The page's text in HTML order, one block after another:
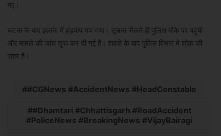
गए।
घटना के बाद इलाके में हड़कंप मच गया। सूचना मिलते ही पुलिस मौके पर पहुंची
और मामले की जांच शुरू कर दी गई है। हादसे के बाद पुलिस विभाग में शोक की
लहर है।
#CGNews #AccidentNews #HeadConstable
#Dhamtari #Chhattisgarh #RoadAccident
#PoliceNews #BreakingNews #VijayBairagi